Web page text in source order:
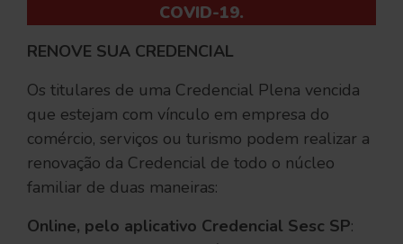
COVID-19.
RENOVE SUA CREDENCIAL
Os titulares de uma Credencial Plena vencida
que estejam com vínculo em empresa do
comércio, serviços ou turismo podem realizar a
renovação da Credencial de todo o núcleo
familiar de duas maneiras:
Online, pelo aplicativo Credencial Sesc SP: